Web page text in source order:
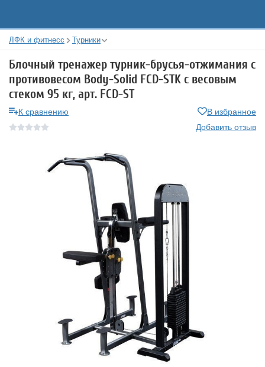
ЛФК и фитнесс Турники
Блочный тренажер турник-брусья-отжимания с
противовесом Body-Solid FCD-STK с весовым
стеком 95 кг, арт. FCD-ST
К сравнению
В избранное
Добавить отзыв